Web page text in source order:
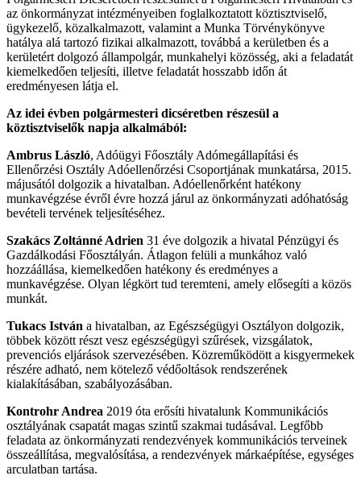
az önkormányzat intézményeiben foglalkoztatott köztisztviselő,
ügykezelő, közalkalmazott, valamint a Munka Törvénykönyve
hatálya alá tartozó fizikai alkalmazott, továbbá a kerületben és a
kerületért dolgozó állampolgár, munkahelyi közösség, aki a feladatát
kiemelkedően teljesíti, illetve feladatát hosszabb időn át
eredményesen látja el.
Az idei évben polgármesteri dicséretben részesül a
köztisztviselők napja alkalmából:
Ambrus László, Adóügyi Főosztály Adómegállapítási és
Ellenőrzési Osztály Adóellenőrzési Csoportjának munkatársa, 2015.
májusától dolgozik a hivatalban. Adóellenőrként hatékony
munkavégzése évről évre hozzá járul az önkormányzati adóhatóság
bevételi tervének teljesítéséhez.
Szakács Zoltánné Adrien 31 éve dolgozik a hivatal Pénzügyi és
Gazdálkodási Főosztályán. Átlagon felüli a munkához való
hozzáállása, kiemelkedően hatékony és eredményes a
munkavégzése. Olyan légkört tud teremteni, amely elősegíti a közös
munkát.
Tukacs István a hivatalban, az Egészségügyi Osztályon dolgozik,
többek között részt vesz egészségügyi szűrések, vizsgálatok,
prevenciós eljárások szervezésében. Közreműködött a kisgyermekek
részére adható, nem kötelező védőoltások rendszerének
kialakításában, szabályozásában.
Kontrohr Andrea 2019 óta erősíti hivatalunk Kommunikációs
osztályának csapatát magas szintű szakmai tudásával. Legfőbb
feladata az önkormányzati rendezvények kommunikációs terveinek
összeállítása, megvalósítása, a rendezvények márkaépítése, egységes
arculatban tartása.